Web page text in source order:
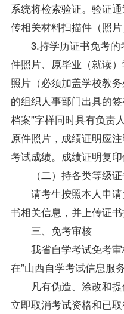
系统将检索验证。验证
传相关材料扫描件（照片
3.持学历证书免考
件照片、原毕业（就读
照片（必须加盖学校教
的组织人事部门出具的
档案”字样同时具有负责
原件照片，成绩证明应
考试成绩。成绩证明复印
（二）持各类等级
请考生按照本人申
书相关信息，并上传证书
三、免考审核
我省自学考试免考
在”山西自学考试信息服
凡有伪造、涂改和
立即取消考试资格和已